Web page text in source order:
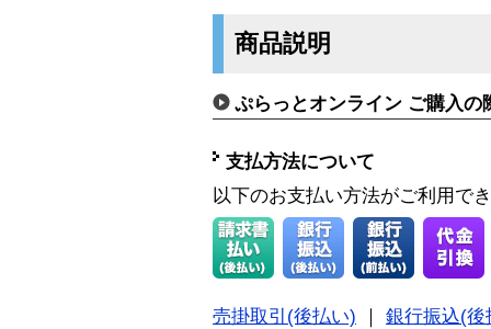
商品説明
ぷらっとオンライン ご購入の
支払方法について
以下のお支払い方法がご利用で
売掛取引(後払い)
銀行振込(後